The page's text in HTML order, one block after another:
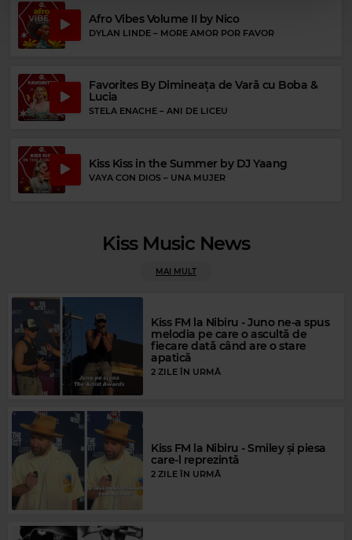
Magic FM
ALWAYS THE BEST MUSIC
Afro Vibes Volume II by Nico
DYLAN LINDE – MORE AMOR POR FAVOR
Favorites By Dimineața de Vară cu Boba &
Lucia
STELA ENACHE – ANI DE LICEU
Kiss Kiss in the Summer by DJ Yaang
VAYA CON DIOS – UNA MUJER
Kiss Music News
MAI MULT
Kiss FM la Nibiru - Juno ne-a spus
melodia pe care o ascultă de
fiecare dată când are o stare
apatică
2 ZILE ÎN URMĂ
Kiss FM la Nibiru - Smiley și piesa
care-l reprezintă
2 ZILE ÎN URMĂ